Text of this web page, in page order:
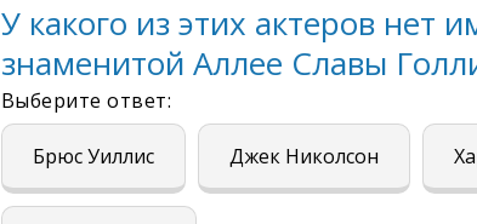
У какого из этих актеров нет
знаменитой Аллее Славы
Выберите ответ:
Брюс Уиллис Джек Николсон